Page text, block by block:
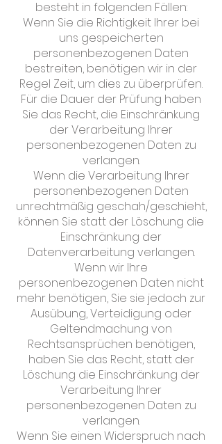
besteht in folgenden Fällen:
Wenn Sie die Richtigkeit Ihrer bei
uns gespeicherten
personenbezogenen Daten
bestreiten, benötigen wir in der
Regel Zeit, um dies zu überprüfen.
Für die Dauer der Prüfung haben
Sie das Recht, die Einschränkung
der Verarbeitung Ihrer
personenbezogenen Daten zu
verlangen.
Wenn die Verarbeitung Ihrer
personenbezogenen Daten
unrechtmäßig geschah/geschieht,
können Sie statt der Löschung die
Einschränkung der
Datenverarbeitung verlangen.
Wenn wir Ihre
personenbezogenen Daten nicht
mehr benötigen, Sie sie jedoch zur
Ausübung, Verteidigung oder
Geltendmachung von
Rechtsansprüchen benötigen,
haben Sie das Recht, statt der
Löschung die Einschränkung der
Verarbeitung Ihrer
personenbezogenen Daten zu
verlangen.
Wenn Sie einen Widerspruch nach